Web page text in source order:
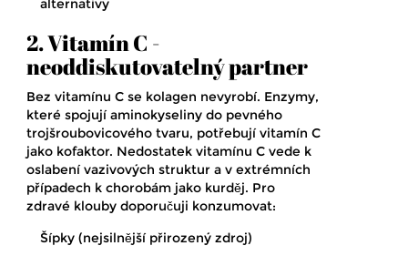
alternativy
2. Vitamín C -
neoddiskutovatelný partner
Bez vitamínu C se kolagen nevyrobí. Enzymy,
které spojují aminokyseliny do pevného
trojšroubovicového tvaru, potřebují vitamín C
jako kofaktor. Nedostatek vitamínu C vede k
oslabení vazivových struktur a v extrémních
případech k chorobám jako kurděj. Pro
zdravé klouby doporučuji konzumovat:
Šípky (nejsilnější přirozený zdroj)